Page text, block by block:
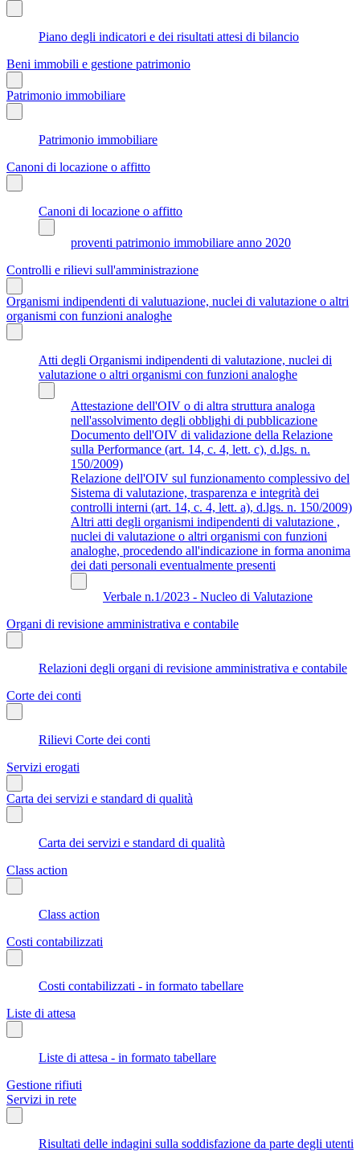
Piano degli indicatori e dei risultati attesi di bilancio
Beni immobili e gestione patrimonio
Patrimonio immobiliare
Patrimonio immobiliare
Canoni di locazione o affitto
Canoni di locazione o affitto
proventi patrimonio immobiliare anno 2020
Controlli e rilievi sull'amministrazione
Organismi indipendenti di valutuazione, nuclei di valutazione o altri
organismi con funzioni analoghe
Atti degli Organismi indipendenti di valutazione, nuclei di
valutazione o altri organismi con funzioni analoghe
Attestazione dell'OIV o di altra struttura analoga
nell'assolvimento degli obblighi di pubblicazione
Documento dell'OIV di validazione della Relazione
sulla Performance (art. 14, c. 4, lett. c), d.lgs. n.
150/2009)
Relazione dell'OIV sul funzionamento complessivo del
Sistema di valutazione, trasparenza e integrità dei
controlli interni (art. 14, c. 4, lett. a), d.lgs. n. 150/2009)
Altri atti degli organismi indipendenti di valutazione ,
nuclei di valutazione o altri organismi con funzioni
analoghe, procedendo all'indicazione in forma anonima
dei dati personali eventualmente presenti
Verbale n.1/2023 - Nucleo di Valutazione
Organi di revisione amministrativa e contabile
Relazioni degli organi di revisione amministrativa e contabile
Corte dei conti
Rilievi Corte dei conti
Servizi erogati
Carta dei servizi e standard di qualità
Carta dei servizi e standard di qualità
Class action
Class action
Costi contabilizzati
Costi contabilizzati - in formato tabellare
Liste di attesa
Liste di attesa - in formato tabellare
Gestione rifiuti
Servizi in rete
Risultati delle indagini sulla soddisfazione da parte degli utenti